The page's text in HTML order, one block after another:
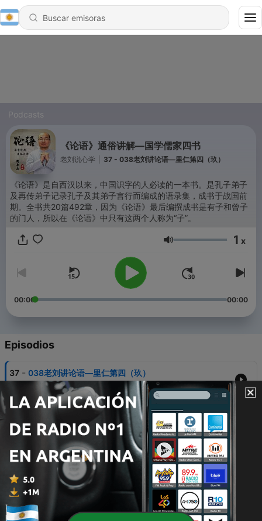
Podcasts
《论语》通俗讲解—国学儒家四书
老刘说心学 37 - 038老刘讲论语—里仁第四（玖）
《论语》是自西汉以来，中国识字的人必读的一本书。是孔子弟子
及再传弟子记录孔子及其弟子言行而编成的语录集，成书于战国前
期。全书共20篇492章，因为《论语》最后编撰成书是有子和曾子
的门人，所以在《论语》中只有这两个人称为“子”。
Volumen 1 x
00:00 00:00
Episodios
37 - 038老刘讲论语—里仁第四（玖）
29 mar. 2022
36 037老刘讲论语—里仁第四（捌）
23 mar. 2022
- 036老刘讲论语—里仁第四（柒）
07 feb. 2022
34 - 035老刘讲论语—里仁第四（陆）
26 ene. 2022